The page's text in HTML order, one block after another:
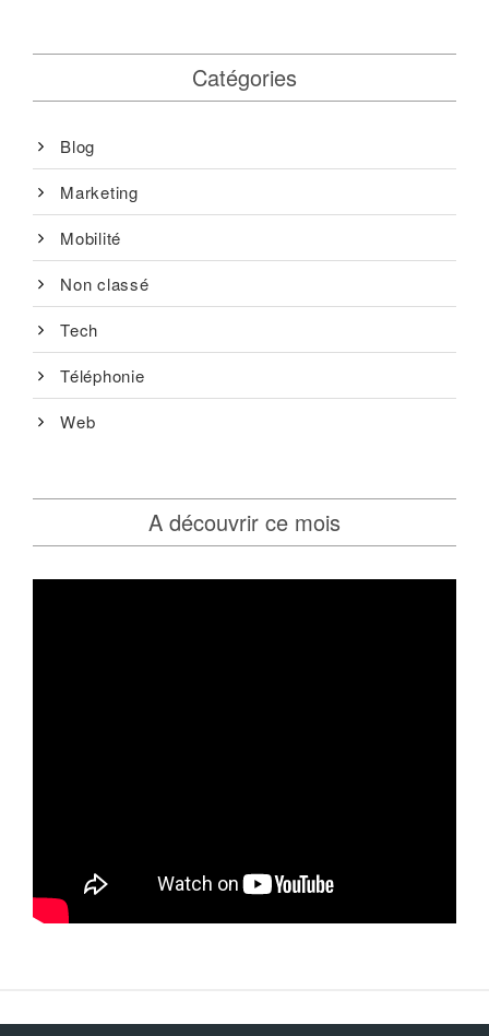
Catégories
Blog
Marketing
Mobilité
Non classé
Tech
Téléphonie
Web
A découvrir ce mois